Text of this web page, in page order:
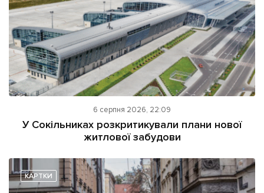
6 серпня 2026, 22:09
У Сокільниках розкритикували плани нової
житлової забудови
КАРТКИ